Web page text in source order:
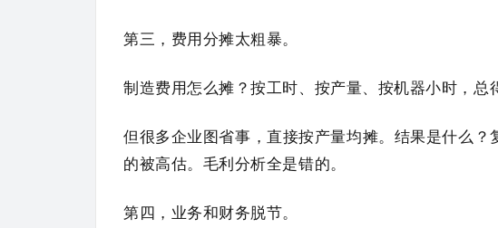
第三，费用分摊太粗暴。
制造费用怎么摊？按工时、按产量、按机器小时，总
但很多企业图省事，直接按产量均摊。结果是什么
的被高估。毛利分析全是错的。
第四，业务和财务脱节。